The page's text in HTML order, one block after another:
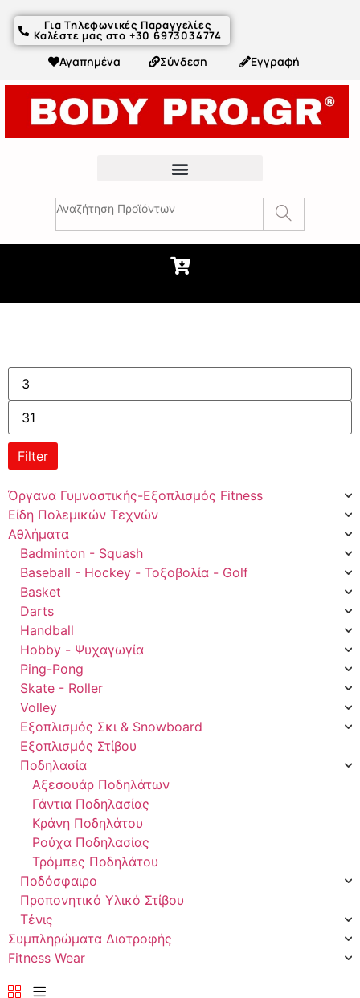
Για Τηλεφωνικές Παραγγελίες
Καλέστε μας στο +30 6973034774
Αγαπημένα Σύνδεση Εγγραφή
Filter
Όργανα Γυμναστικής-Εξοπλισμός Fitness
Είδη Πολεμικών Τεχνών
Αθλήματα
Badminton - Squash
Baseball - Hockey - Τοξοβολία - Golf
Basket
Darts
Handball
Hobby - Ψυχαγωγία
Ping-Pong
Skate - Roller
Volley
Εξοπλισμός Σκι & Snowboard
Εξοπλισμός Στίβου
Ποδηλασία
Αξεσουάρ Ποδηλάτων
Γάντια Ποδηλασίας
Κράνη Ποδηλάτου
Ρούχα Ποδηλασίας
Τρόμπες Ποδηλάτου
Ποδόσφαιρο
Προπονητικό Υλικό Στίβου
Τένις
Συμπληρώματα Διατροφής
Fitness Wear